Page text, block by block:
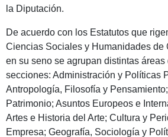
la Diputación.
De acuerdo con los Estatutos que
Ciencias Sociales y Humanidades de
en su seno se agrupan distintas
secciones: Administración y Políticas
Antropología, Filosofía y
Patrimonio; Asuntos Europeos e
Artes e Historia del Arte; Cultura y
Empresa; Geografía, Sociología y